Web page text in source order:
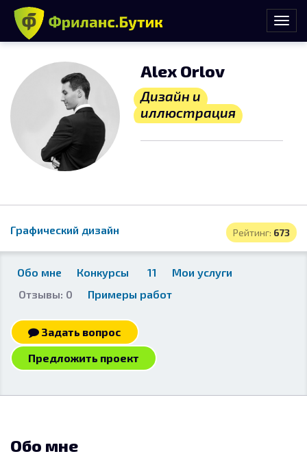
Alex Orlov
Дизайн и
иллюстрация
Рейтинг: 673
Графический дизайн
Обо мне Конкурсы 11
Мои услуги
Отзывы: 0
Примеры работ
Задать вопрос
Предложить проект
Обо мне